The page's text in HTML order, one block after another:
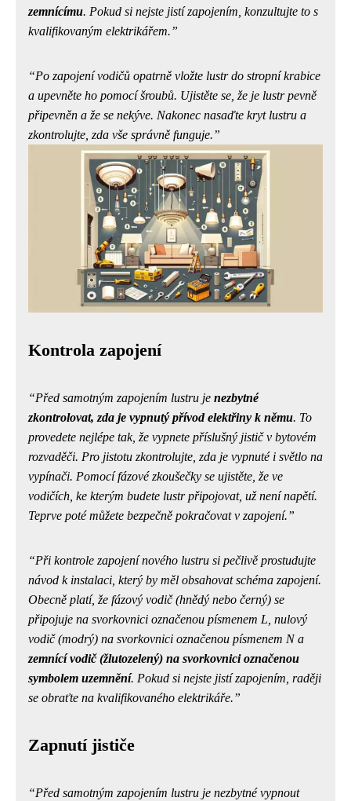
zemnícímu. Pokud si nejste jistí zapojením, konzultujte to s
kvalifikovaným elektrikářem.
Po zapojení vodičů opatrně vložte lustr do stropní krabice
a upevněte ho pomocí šroubů. Ujistěte se, že je lustr pevně
připevněn a že se nekýve. Nakonec nasaďte kryt lustru a
zkontrolujte, zda vše správně funguje.
Kontrola zapojení
Před samotným zapojením lustru je nezbytné
zkontrolovat, zda je vypnutý přívod elektřiny k němu. To
provedete nejlépe tak, že vypnete příslušný jistič v bytovém
rozvaděči. Pro jistotu zkontrolujte, zda je vypnuté i světlo na
vypínači. Pomocí fázové zkoušečky se ujistěte, že ve
vodičích, ke kterým budete lustr připojovat, už není napětí.
Teprve poté můžete bezpečně pokračovat v zapojení.
Při kontrole zapojení nového lustru si pečlivě prostudujte
návod k instalaci, který by měl obsahovat schéma zapojení.
Obecně platí, že fázový vodič (hnědý nebo černý) se
připojuje na svorkovnici označenou písmenem L, nulový
vodič (modrý) na svorkovnici označenou písmenem N a
zemnící vodič (žlutozelený) na svorkovnici označenou
symbolem uzemnění. Pokud si nejste jistí zapojením, raději
se obraťte na kvalifikovaného elektrikáře.
Zapnutí jističe
Před samotným zapojením lustru je nezbytné vypnout